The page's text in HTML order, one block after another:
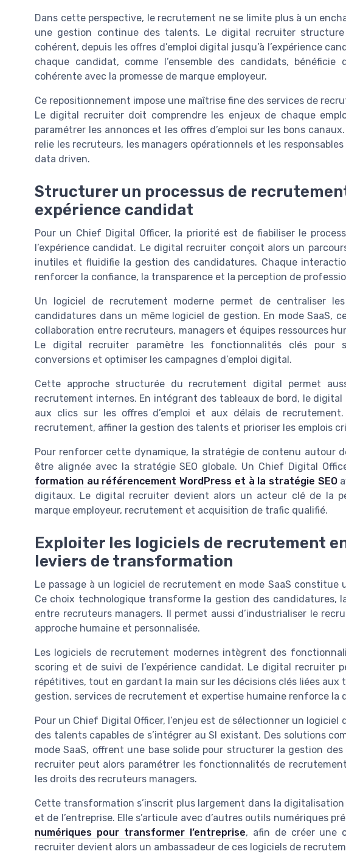
Dans cette perspective, le recrutement ne se limite plus à un
une gestion continue des talents. Le digital recruiter
cohérent, depuis les offres d’emploi digital jusqu’à l’expérience
chaque candidat, comme l’ensemble des candidats, bénéficie
cohérente avec la promesse de marque employeur.
Ce repositionnement impose une maîtrise fine des services de
Le digital recruiter doit comprendre les enjeux de chaque
paramétrer les annonces et les offres d’emploi sur les bons
relie les recruteurs, les managers opérationnels et les
data driven.
Structurer un processus de
expérience candidat
Pour un Chief Digital Officer, la priorité est de fiabiliser le
l’expérience candidat. Le digital recruiter conçoit alors un
inutiles et fluidifie la gestion des candidatures. Chaque
renforcer la confiance, la transparence et la perception de
Un logiciel de recrutement moderne permet de centraliser
candidatures dans un même logiciel de gestion. En mode SaaS,
collaboration entre recruteurs, managers et équipes ressources
Le digital recruiter paramètre les fonctionnalités clés pour
conversions et optimiser les campagnes d’emploi digital.
Cette approche structurée du recrutement digital permet
recrutement internes. En intégrant des tableaux de bord, le
aux clics sur les offres d’emploi et aux délais de
recrutement, affiner la gestion des talents et prioriser les emplois
Pour renforcer cette dynamique, la stratégie de contenu autour
être alignée avec la stratégie SEO globale. Un Chief Digital
formation au référencement WordPress et à la stratégie SEO
digitaux. Le digital recruiter devient alors un acteur clé de la
marque employeur, recrutement et acquisition de trafic qualifié.
Exploiter les logiciels de recrutement
leviers de transformation
Le passage à un logiciel de recrutement en mode SaaS
Ce choix technologique transforme la gestion des candidatures,
entre recruteurs managers. Il permet aussi d’industrialiser le
approche humaine et personnalisée.
Les logiciels de recrutement modernes intègrent des
scoring et de suivi de l’expérience candidat. Le digital recruiter
répétitives, tout en gardant la main sur les décisions clés liées aux
gestion, services de recrutement et expertise humaine renforce la
Pour un Chief Digital Officer, l’enjeu est de sélectionner un
des talents capables de s’intégrer au SI existant. Des solutions
mode SaaS, offrent une base solide pour structurer la gestion
recruiter peut alors paramétrer les fonctionnalités de
les droits des recruteurs managers.
Cette transformation s’inscrit plus largement dans la
et de l’entreprise. Elle s’articule avec d’autres outils numériques
numériques pour transformer l’entreprise, afin de créer une
recruiter devient alors un ambassadeur de ces logiciels de